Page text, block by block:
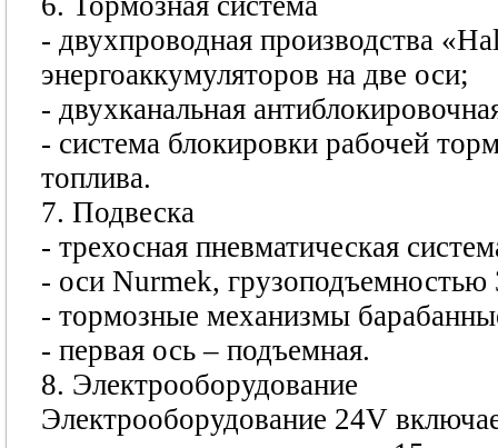
- двухпроводная производства
энергоаккумуляторов на две оси;
- двухканальная
- система блокировки рабочей
топлива.
7. Подвеска
- трехосная пневматическая
- оси Nurmek, грузоподъемностью
- тормозные механизмы
- первая ось – подъемная.
8. Электрооборудование
Электрооборудование 24V